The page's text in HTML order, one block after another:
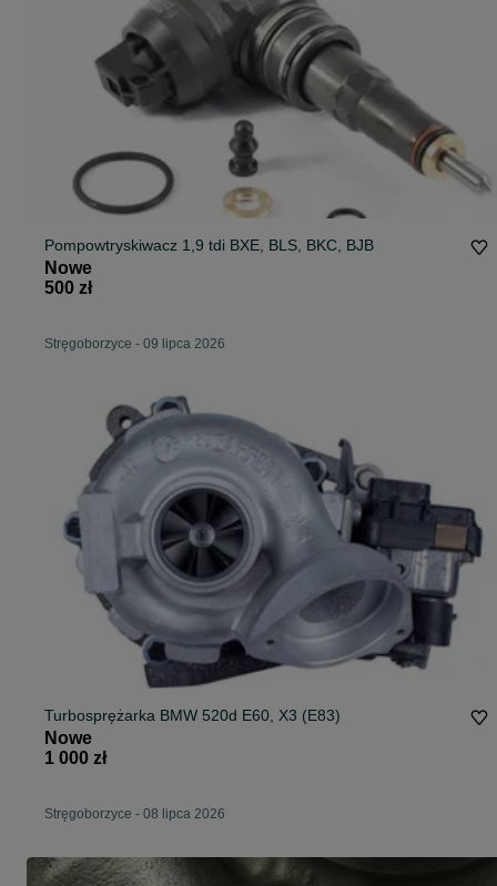
Pompowtryskiwacz 1,9 tdi BXE, BLS, BKC, BJB
Nowe
500 zł
Stręgoborzyce - 09 lipca 2026
Turbosprężarka BMW 520d E60, X3 (E83)
Nowe
1 000 zł
Stręgoborzyce - 08 lipca 2026